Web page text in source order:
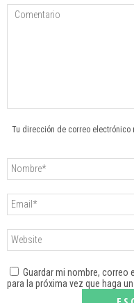
Tu dirección de correo electrónico
Guardar mi nombre,
para la próxima vez que haga